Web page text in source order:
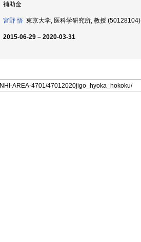
補助金
宮野 悟 東京大学, 医科学研究所, 教授 (50128104)
2015-06-29 – 2020-03-31